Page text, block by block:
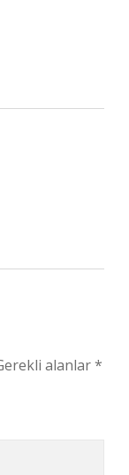
alanlar*